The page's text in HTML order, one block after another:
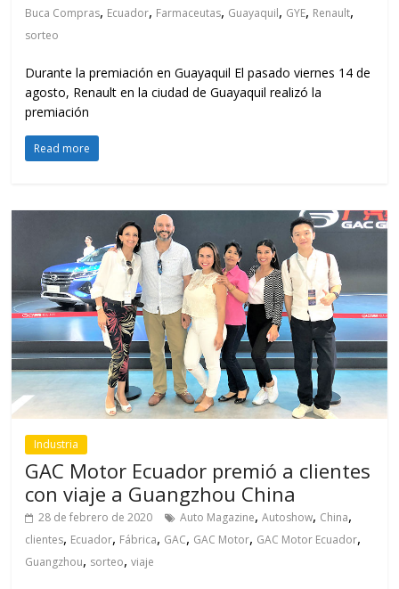
Buca Compras, Ecuador, Farmaceutas, Guayaquil, GYE, Renault,
sorteo
Durante la premiación en Guayaquil El pasado viernes 14 de
agosto, Renault en la ciudad de Guayaquil realizó la
premiación
Read more
Industria
GAC Motor Ecuador premió a clientes
con viaje a Guangzhou China
28 de febrero de 2020 Auto Magazine,Autoshow, China,
clientes, Ecuador, Fábrica, GAC, GAC Motor, GAC Motor Ecuador,
Guangzhou, sorteo,viaje